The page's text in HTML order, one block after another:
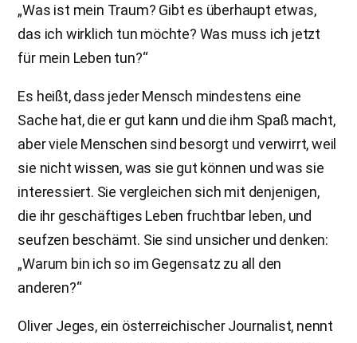
„Was ist mein Traum? Gibt es überhaupt etwas,
das ich wirklich tun möchte? Was muss ich jetzt
für mein Leben tun?“
Es heißt, dass jeder Mensch mindestens eine
Sache hat, die er gut kann und die ihm Spaß macht,
aber viele Menschen sind besorgt und verwirrt, weil
sie nicht wissen, was sie gut können und was sie
interessiert. Sie vergleichen sich mit denjenigen,
die ihr geschäftiges Leben fruchtbar leben, und
seufzen beschämt. Sie sind unsicher und denken:
„Warum bin ich so im Gegensatz zu all den
anderen?“
Oliver Jeges, ein österreichischer Journalist, nennt